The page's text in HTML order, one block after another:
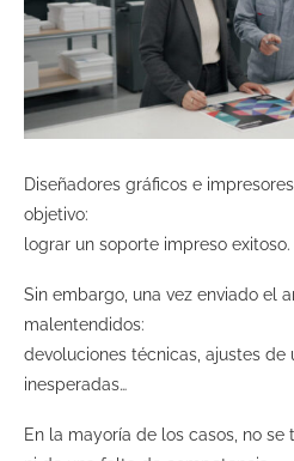
Diseñadores gráficos e
objetivo:
lograr un soporte impreso exitoso.
Sin embargo, una vez enviado el
malentendidos:
devoluciones técnicas, ajustes de
inesperadas…
En la mayoría de los casos, no